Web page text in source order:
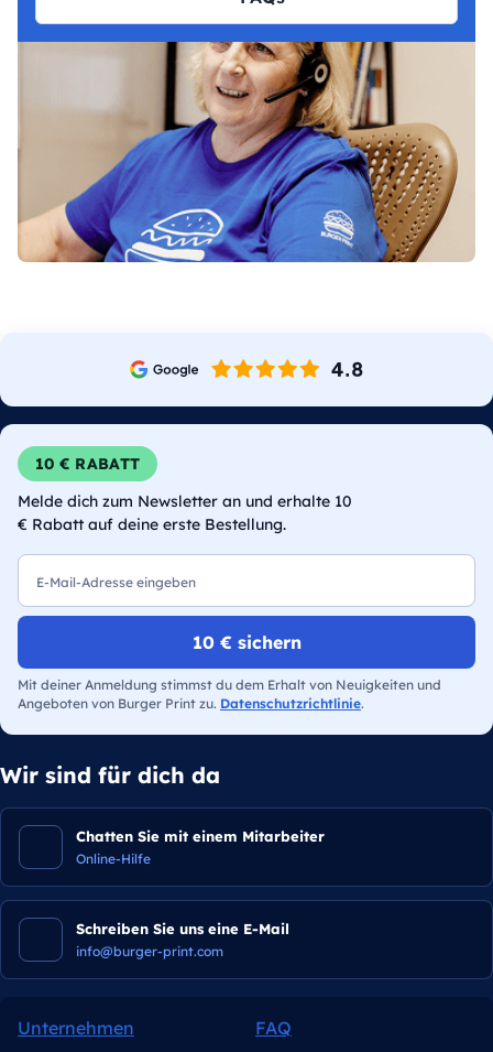
10 € RABATT
Melde dich zum Newsletter an und erhalte 10
€ Rabatt auf deine erste Bestellung.
10 € sichern
Mit deiner Anmeldung stimmst du dem Erhalt von Neuigkeiten und
Angeboten von Burger Print zu. Datenschutzrichtlinie.
Wir sind für dich da
Chatten Sie mit einem Mitarbeiter
Online-Hilfe
Schreiben Sie uns eine E-Mail
info@burger-print.com
Unternehmen
FAQ